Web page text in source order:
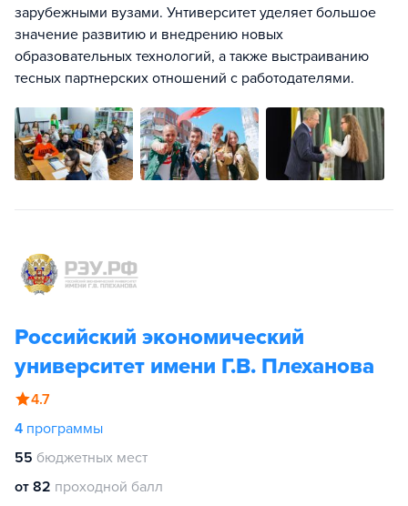
зарубежными вузами. Унтиверситет уделяет большое
значение развитию и внедрению новых
образовательных технологий, а также выстраиванию
тесных партнерских отношений с работодателями.
Российский экономический
университет имени Г.В. Плеханова
4.7
4 программы
55 бюджетных мест
от 82 проходной балл